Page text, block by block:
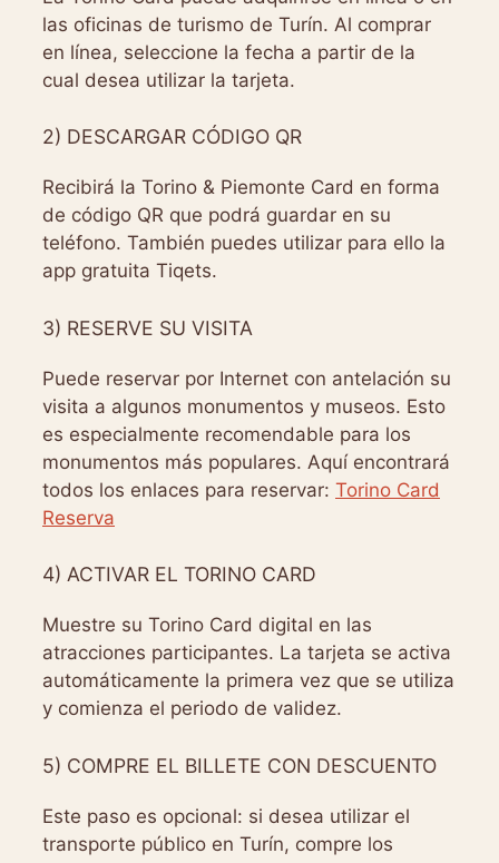
las oficinas de turismo de Turín. Al comprar
en línea, seleccione la fecha a partir de la
cual desea utilizar la tarjeta.
2) DESCARGAR CÓDIGO QR
Recibirá la Torino & Piemonte Card en forma
de código QR que podrá guardar en su
teléfono. También puedes utilizar para ello la
app gratuita Tiqets.
3) RESERVE SU VISITA
Puede reservar por Internet con antelación su
visita a algunos monumentos y museos. Esto
es especialmente recomendable para los
monumentos más populares. Aquí encontrará
todos los enlaces para reservar: Torino Card
Reserva
4) ACTIVAR EL TORINO CARD
Muestre su Torino Card digital en las
atracciones participantes. La tarjeta se activa
automáticamente la primera vez que se utiliza
y comienza el periodo de validez.
5) COMPRE EL BILLETE CON DESCUENTO
Este paso es opcional: si desea utilizar el
transporte público en Turín, compre los